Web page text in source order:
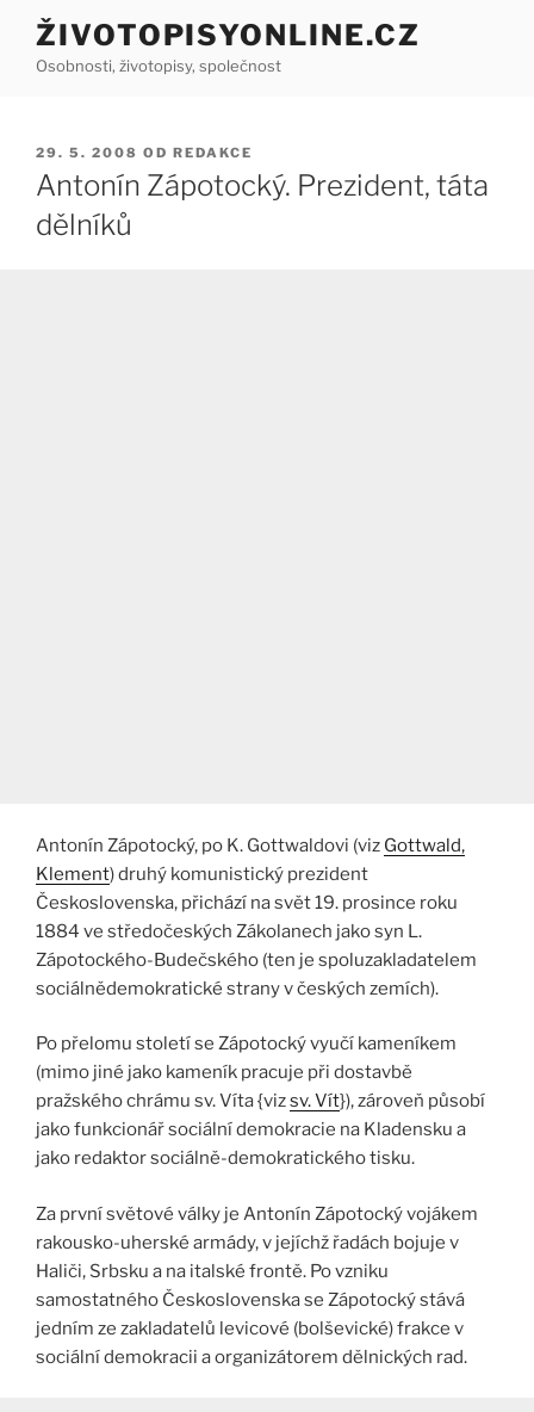
Přejít
obsahu
ŽIVOTOPISYONLINE.CZ
Osobnosti, životopisy, společnost
PUBLIKOVÁNO
29. 5. 2008 OD REDAKCE
Antonín Zápotocký. Prezident, táta
dělníků
Antonín Zápotocký, po K. Gottwaldovi (viz Gottwald,
Klement) druhý komunistický prezident
Československa, přichází na svět 19. prosince roku
1884 ve středočeských Zákolanech jako syn L.
Zápotockého-Budečského (ten je spoluzakladatelem
sociálnědemokratické strany v českých zemích).
Po přelomu století se Zápotocký vyučí kameníkem
(mimo jiné jako kameník pracuje při dostavbě
pražského chrámu sv. Víta {vizsv. Vít}), zároveň působí
jako funkcionář sociální demokracie na Kladensku a
jako redaktor sociálně-demokratického tisku.
Za první světové války je Antonín Zápotocký vojákem
rakousko-uherské armády, v jejíchž řadách bojuje v
Haliči, Srbsku a na italské frontě. Po vzniku
samostatného Československa se Zápotocký stává
jedním ze zakladatelů levicové (bolševické) frakce v
sociální demokracii a organizátorem dělnických rad.